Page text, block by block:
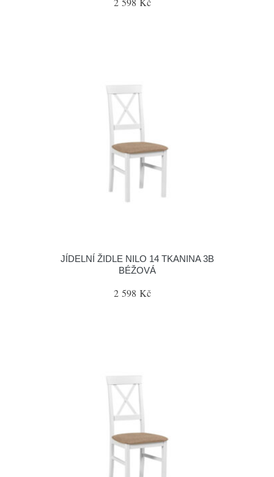
JÍDELNÍ ŽIDLE NILO 14 TKANINA 3B
BÉŽOVÁ
2 598 Kč